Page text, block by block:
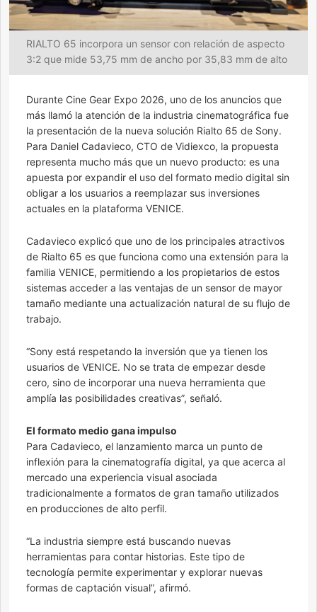
RIALTO 65 incorpora un sensor con relación de aspecto
3:2 que mide 53,75 mm de ancho por 35,83 mm de alto
Durante Cine Gear Expo 2026, uno de los anuncios que
más llamó la atención de la industria cinematográfica fue
la presentación de la nueva solución Rialto 65 de Sony.
Para Daniel Cadavieco, CTO de Vidiexco, la propuesta
representa mucho más que un nuevo producto: es una
apuesta por expandir el uso del formato medio digital sin
obligar a los usuarios a reemplazar sus inversiones
actuales en la plataforma VENICE.
Cadavieco explicó que uno de los principales atractivos
de Rialto 65 es que funciona como una extensión para la
familia VENICE, permitiendo a los propietarios de estos
sistemas acceder a las ventajas de un sensor de mayor
tamaño mediante una actualización natural de su flujo de
trabajo.
“Sony está respetando la inversión que ya tienen los
usuarios de VENICE. No se trata de empezar desde
cero, sino de incorporar una nueva herramienta que
amplía las posibilidades creativas”, señaló.
El formato medio gana impulso
Para Cadavieco, el lanzamiento marca un punto de
inflexión para la cinematografía digital, ya que acerca al
mercado una experiencia visual asociada
tradicionalmente a formatos de gran tamaño utilizados
en producciones de alto perfil.
“La industria siempre está buscando nuevas
herramientas para contar historias. Este tipo de
tecnología permite experimentar y explorar nuevas
formas de captación visual”, afirmó.